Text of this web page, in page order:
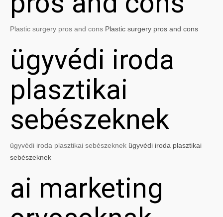
Plastic surgery pros and cons Plastic surgery pros and cons
ügyvédi iroda
plasztikai
sebészeknek
ügyvédi iroda plasztikai sebészeknek ügyvédi iroda plasztikai
sebészeknek
ai marketing